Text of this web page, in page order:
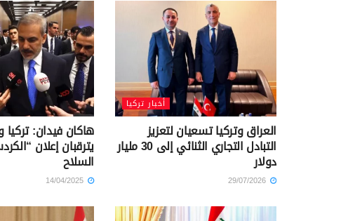
أخبار تركيا
العراق وتركيا تسعيان لتعزيز
التبادل التجاري الثنائي إلى 30 مليار
دولار
هاكان فيدان: تركيا
يترقبان إعلان
السلاح